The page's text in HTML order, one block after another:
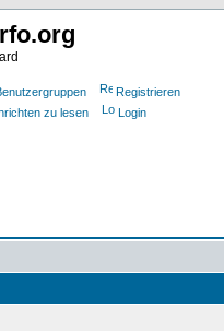
Registrieren
zu lesen Login